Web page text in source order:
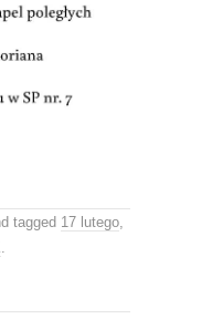
tagged 17 lutego,
.